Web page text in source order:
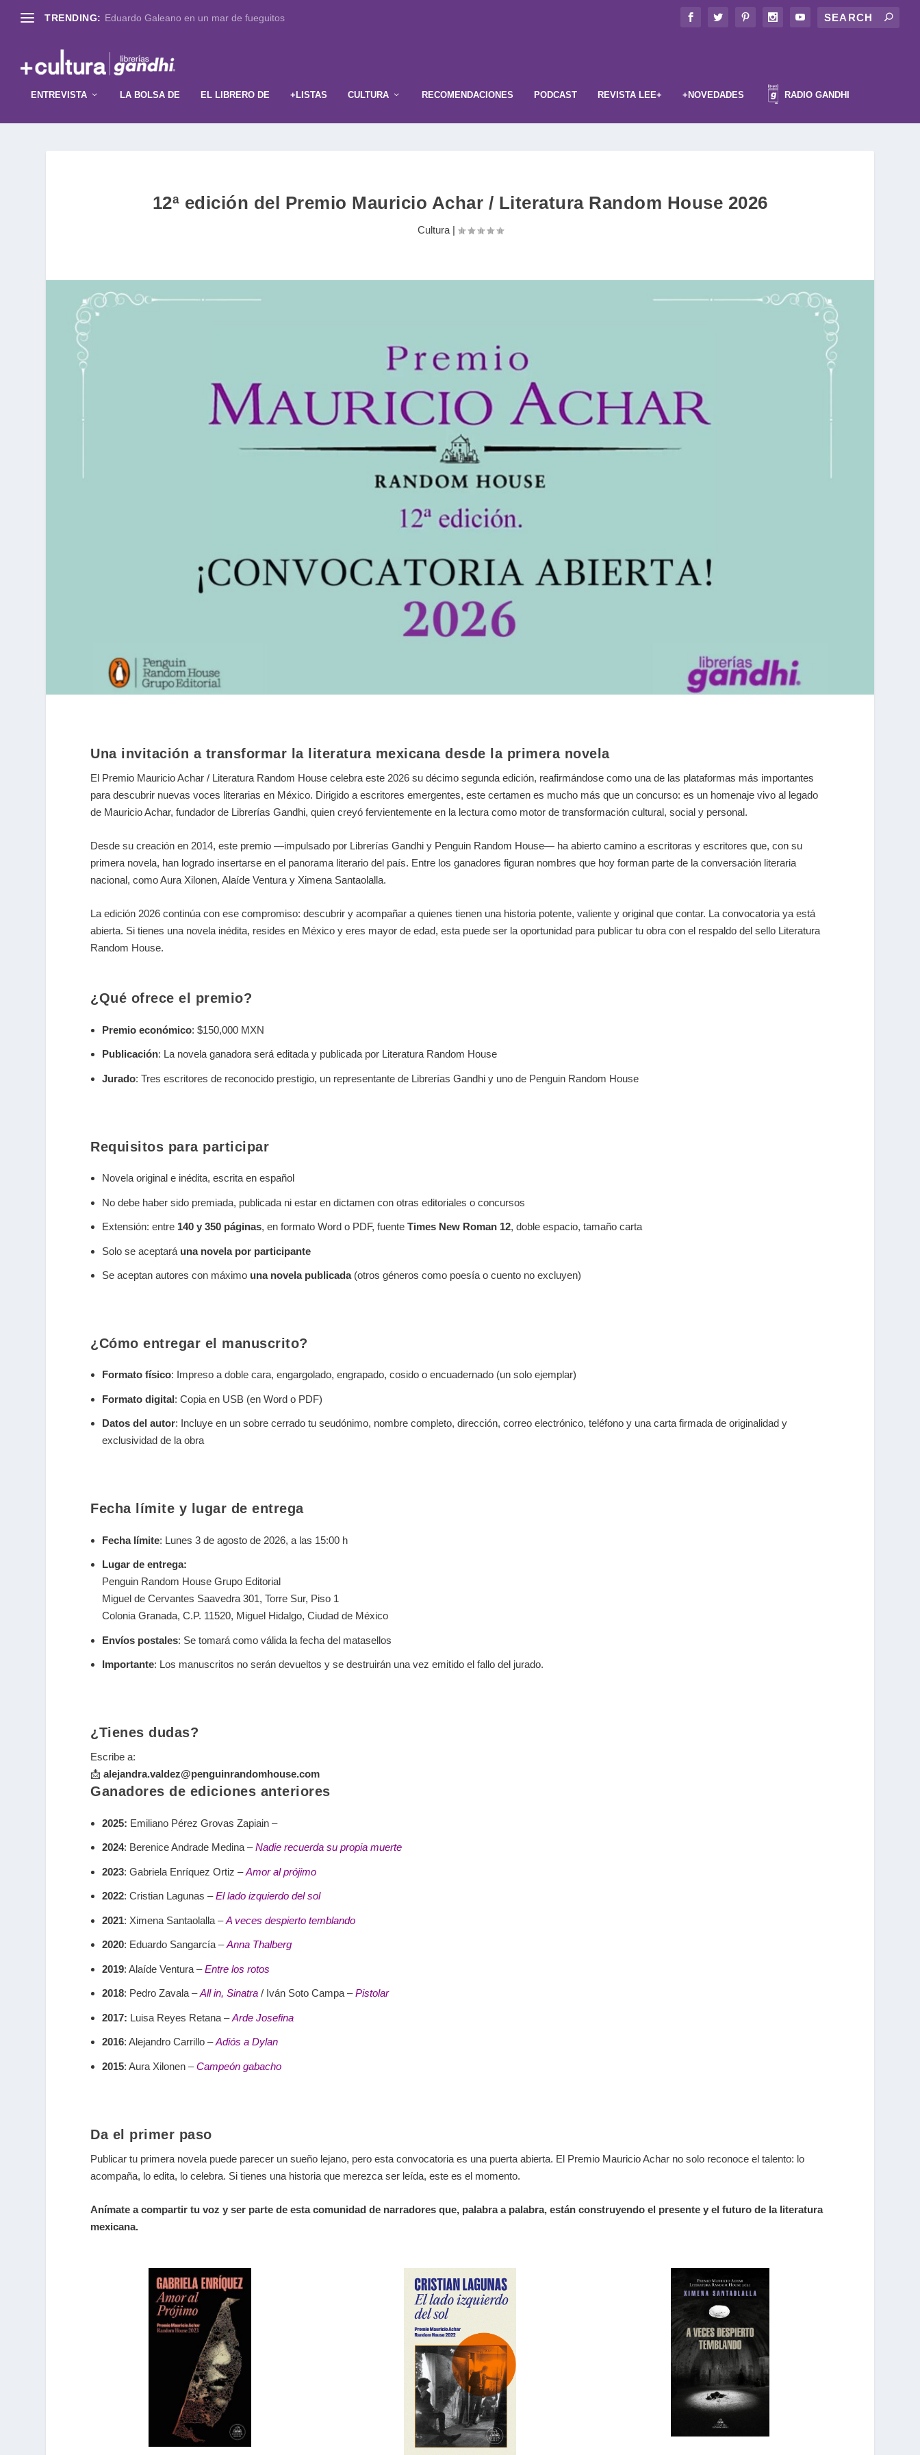
TRENDING: Eduardo Galeano en un mar de fueguitos
ENTREVISTA LA BOLSA DE EL LIBRERO DE +LISTAS CULTURA RECOMENDACIONES PODCAST REVISTA LEE+ +NOVEDADES RADIO GANDHI
12ª edición del Premio Mauricio Achar / Literatura Random House 2026
Cultura|
Una invitación a transformar la literatura mexicana desde la primera novela
El Premio Mauricio Achar / Literatura Random House celebra este 2026 su décimo segunda edición, reafirmándose como una de las plataformas más importantes
para descubrir nuevas voces literarias en México. Dirigido a escritores emergentes, este certamen es mucho más que un concurso: es un homenaje vivo al legado
de Mauricio Achar, fundador de Librerías Gandhi, quien creyó fervientemente en la lectura como motor de transformación cultural, social y personal.
Desde su creación en 2014, este premio —impulsado por Librerías Gandhi y Penguin Random House— ha abierto camino a escritoras y escritores que, con su
primera novela, han logrado insertarse en el panorama literario del país. Entre los ganadores figuran nombres que hoy forman parte de la conversación literaria
nacional, como Aura Xilonen, Alaíde Ventura y Ximena Santaolalla.
La edición 2026 continúa con ese compromiso: descubrir y acompañar a quienes tienen una historia potente, valiente y original que contar. La convocatoria ya está
abierta. Si tienes una novela inédita, resides en México y eres mayor de edad, esta puede ser la oportunidad para publicar tu obra con el respaldo del sello Literatura
Random House.
¿Qué ofrece el premio?
Premio económico: $150,000 MXN
Publicación: La novela ganadora será editada y publicada por Literatura Random House
Jurado: Tres escritores de reconocido prestigio, un representante de Librerías Gandhi y uno de Penguin Random House
Requisitos para participar
Novela original e inédita, escrita en español
No debe haber sido premiada, publicada ni estar en dictamen con otras editoriales o concursos
Extensión: entre 140 y 350 páginas, en formato Word o PDF, fuenteTimes New Roman 12, doble espacio, tamaño carta
Solo se aceptará una novela por participante
Se aceptan autores con máximo una novela publicada(otros géneros como poesía o cuento no excluyen)
¿Cómo entregar el manuscrito?
Formato físico: Impreso a doble cara, engargolado, engrapado, cosido o encuadernado (un solo ejemplar)
Formato digital: Copia en USB (en Word o PDF)
Datos del autor: Incluye en un sobre cerrado tu seudónimo, nombre completo, dirección, correo electrónico, teléfono y una carta firmada de originalidad y
exclusividad de la obra
Fecha límite y lugar de entrega
Fecha límite: Lunes 3 de agosto de 2026, a las 15:00 h
Lugar de entrega:
Penguin Random House Grupo Editorial
Miguel de Cervantes Saavedra 301, Torre Sur, Piso 1
Colonia Granada, C.P. 11520, Miguel Hidalgo, Ciudad de México
Envíos postales: Se tomará como válida la fecha del matasellos
Importante: Los manuscritos no serán devueltos y se destruirán una vez emitido el fallo del jurado.
¿Tienes dudas?
Escribe a:
📩 alejandra.valdez@penguinrandomhouse.com
Ganadores de ediciones anteriores
2025: Emiliano Pérez Grovas Zapiain –
2024: Berenice Andrade Medina –Nadie recuerda su propia muerte
2023: Gabriela Enríquez Ortiz –Amor al prójimo
2022: Cristian Lagunas –El lado izquierdo del sol
2021: Ximena Santaolalla –A veces despierto temblando
2020: Eduardo Sangarcía –Anna Thalberg
2019: Alaíde Ventura –Entre los rotos
2018: Pedro Zavala –All in, Sinatra / Iván Soto Campa –Pistolar
2017: Luisa Reyes Retana –Arde Josefina
2016: Alejandro Carrillo –Adiós a Dylan
2015: Aura Xilonen –Campeón gabacho
Da el primer paso
Publicar tu primera novela puede parecer un sueño lejano, pero esta convocatoria es una puerta abierta. El Premio Mauricio Achar no solo reconoce el talento: lo
acompaña, lo edita, lo celebra. Si tienes una historia que merezca ser leída, este es el momento.
Anímate a compartir tu voz y ser parte de esta comunidad de narradores que, palabra a palabra, están construyendo el presente y el futuro de la literatura
mexicana.